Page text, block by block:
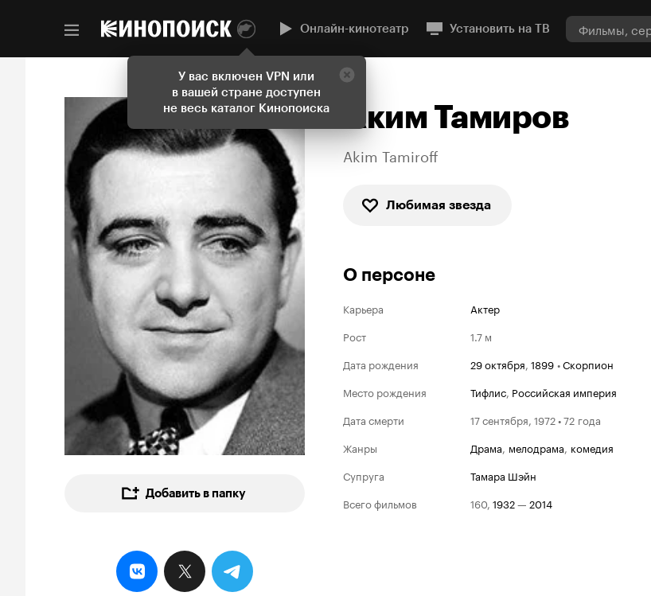
У вас включен VPN или
в вашей стране доступен
не весь каталог Кинопоиска
Онлайн-кинотеатр Установить на ТВ
Добавить в папку
Аким Тамиров
Akim Tamiroff
Любимая звезда
О персоне
Карьера
Актер
Рост
1.7 м
Дата рождения
29 октября, 1899 •Скорпион
Место рождения
Тифлис, Российская империя
Дата смерти
17 сентября, 1972 • 72 года
Жанры
драма, мелодрама, комедия
Супруга
Тамара Шэйн
Всего фильмов
160, 1932— 2014